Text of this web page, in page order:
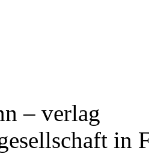
– verlag
in